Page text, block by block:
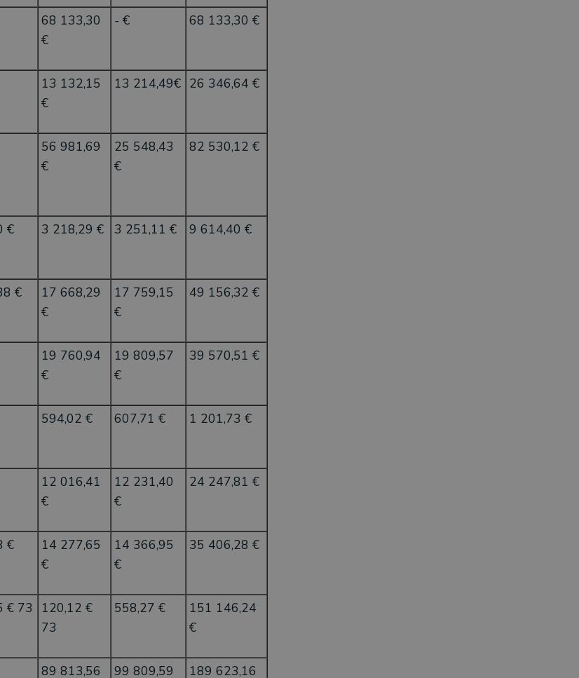
68 133,30
€
- € 68 133,30 €
13 132,15
€
13 214,49€ 26 346,64 €
56 981,69
€
25 548,43
€
82 530,12 €
€ 3 218,29 € 3 251,11 € 9 614,40 €
€
17 668,29
€
17 759,15
€
49 156,32 €
19 760,94
€
19 809,57
€
39 570,51 €
594,02 € 607,71 € 1 201,73 €
12 016,41
€
12 231,40
€
24 247,81 €
€
14 277,65
€
14 366,95
€
35 406,28 €
€ 73
120,12 €
73
558,27 €
151 146,24
€
89 813,56 99 809,59 189 623,16